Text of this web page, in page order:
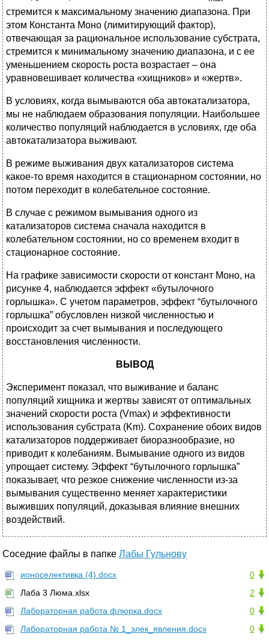
стремится к максимальному значению диапазона. При
этом Константа Моно (лимитирующий фактор),
отвечающая за рациональное использование субстрата,
стремится к минимальному значению диапазона, и с ее
уменьшением скорость роста возрастает – она
уравновешивает количества «хищников» и «жертв».
В условиях, когда вымываются оба автокатализатора,
мы не наблюдаем образования популяции. Наибольшее
количество популяций наблюдается в условиях, где оба
автокатализатора выживают.
В режиме выживания двух катализаторов система
какое-то время находится в стационарном состоянии, но
потом переходит в колебательное состояние.
В случае с режимом вымывания одного из
катализаторов система сначала находится в
колебательном состоянии, но со временем входит в
стационарное состояние.
На графике зависимости скорости от констант Моно, на
рисунке 4, наблюдается эффект «бутылочного
горлышка». С учетом параметров, эффект “бутылочного
горлышка” обусловлен низкой численностью и
происходит за счет вымывания и последующего
восстановления численности.
ВЫВОД
Эксперимент показал, что выживание и баланс
популяций хищника и жертвы зависят от оптимальных
значений скорости роста (Vmax) и эффективности
использования субстрата (Km). Сохранение обоих видов
катализаторов поддерживает биоразнообразие, но
приводит к колебаниям. Вымывание одного из видов
упрощает систему. Эффект “бутылочного горлышка”
показывает, что резкое снижение численности из-за
вымывания существенно меняет характеристики
выживших популяций, доказывая влияние внешних
воздействий.
Соседние файлы в папке Лабы Гульнову
0
ионоселективка (4).docx
2
Лаба 3 Люма.xlsx
0
Лабораторная работа флюрка.docx
0
Лабораторная работа № 1_элек_явления.docx